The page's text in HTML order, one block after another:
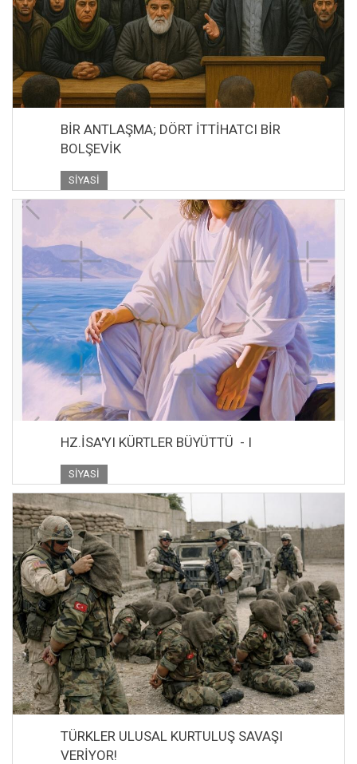
BİR ANTLAŞMA; DÖRT İTTİHATCI BİR
BOLŞEVİK
SIYASI
HZ.İSA'YI KÜRTLER BÜYÜTTÜ - I
SIYASI
TÜRKLER ULUSAL KURTULUŞ SAVAŞI
VERİYOR!